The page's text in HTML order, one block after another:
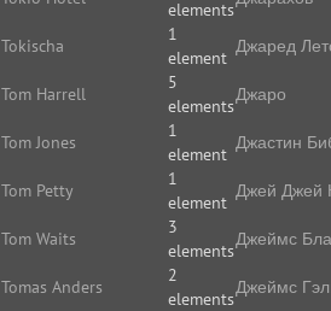
elements
Tokischa
1
element
Tom Harrell
5
elements
Tom Jones
1
element
Tom Petty
1
element
Tom Waits
3
elements
Tomas Anders
2
elements
Джаред
Джаро
Джастин
Джей Джей
Джеймс
Джеймс